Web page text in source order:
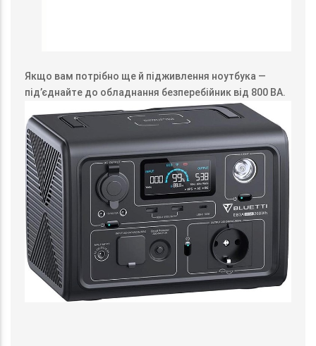
Якщо вам потрібно ще й підживлення ноутбука —
під’єднайте до обладнання безперебійник від 800 ВА.